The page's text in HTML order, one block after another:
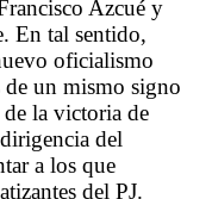
Azcué y
En tal sentido,
oficialismo
de un mismo signo
la victoria de
del
a los que
del PJ.